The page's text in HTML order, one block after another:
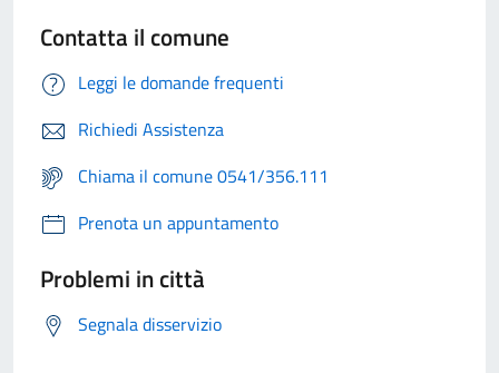
Contatta il comune
Leggi le domande frequenti
Richiedi Assistenza
Chiama il comune 0541/356.111
Prenota un appuntamento
Problemi in città
Segnala disservizio